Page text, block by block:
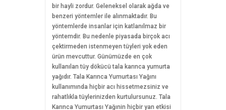
bir hayli zordur. Geleneksel olarak ağda ve
benzeri yöntemler ile alınmaktadır. Bu
yöntemlerde insanlar için katlanılmaz bir
yöntemdir. Bu nedenle piyasada birçok acı
çektirmeden istenmeyen tüyleri yok eden
ürün mevcuttur. Günümüzde en çok
kullanılan tüy dökücü tala karınca yumurta
yağıdır. Tala Karınca Yumurtası Yağını
kullanımında hiçbir acı hissetmezsiniz ve
rahatlıkla tüylerinizden kurtulursunuz. Tala
Karınca Yumurtası Yağınin hiçbir yan etkisi